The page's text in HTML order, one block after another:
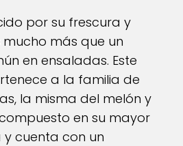
por su frescura y
más que un
en ensaladas. Este
a la familia de
la misma del melón y
en su mayor
cuenta con un